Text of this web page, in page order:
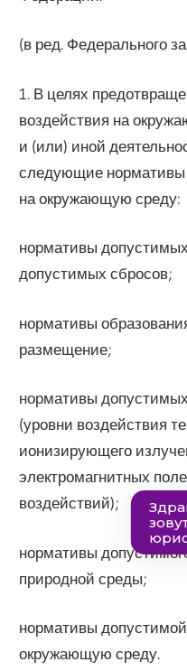
(в ред. Федерального
1. В целях
воздействия на
и (или) иной
следующие нормативы
на окружающую среду:
нормативы
допустимых сбросов;
нормативы
размещение;
нормативы
(уровни воздействия
ионизирующего
электромагнитных
воздействий);
нормативы
природной среды;
нормативы допустимой
окружающую среду.